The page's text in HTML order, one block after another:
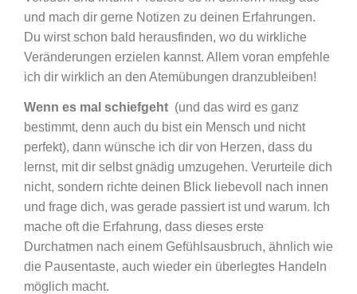
und mach dir gerne Notizen zu deinen Erfahrungen.
Du wirst schon bald herausfinden, wo du wirkliche
Veränderungen erzielen kannst. Allem voran empfehle
ich dir wirklich an den Atemübungen dranzubleiben!
Wenn es mal schiefgeht (und das wird es ganz
bestimmt, denn auch du bist ein Mensch und nicht
perfekt), dann wünsche ich dir von Herzen, dass du
lernst, mit dir selbst gnädig umzugehen. Verurteile dich
nicht, sondern richte deinen Blick liebevoll nach innen
und frage dich, was gerade passiert ist und warum. Ich
mache oft die Erfahrung, dass dieses erste
Durchatmen nach einem Gefühlsausbruch, ähnlich wie
die Pausentaste, auch wieder ein überlegtes Handeln
möglich macht.